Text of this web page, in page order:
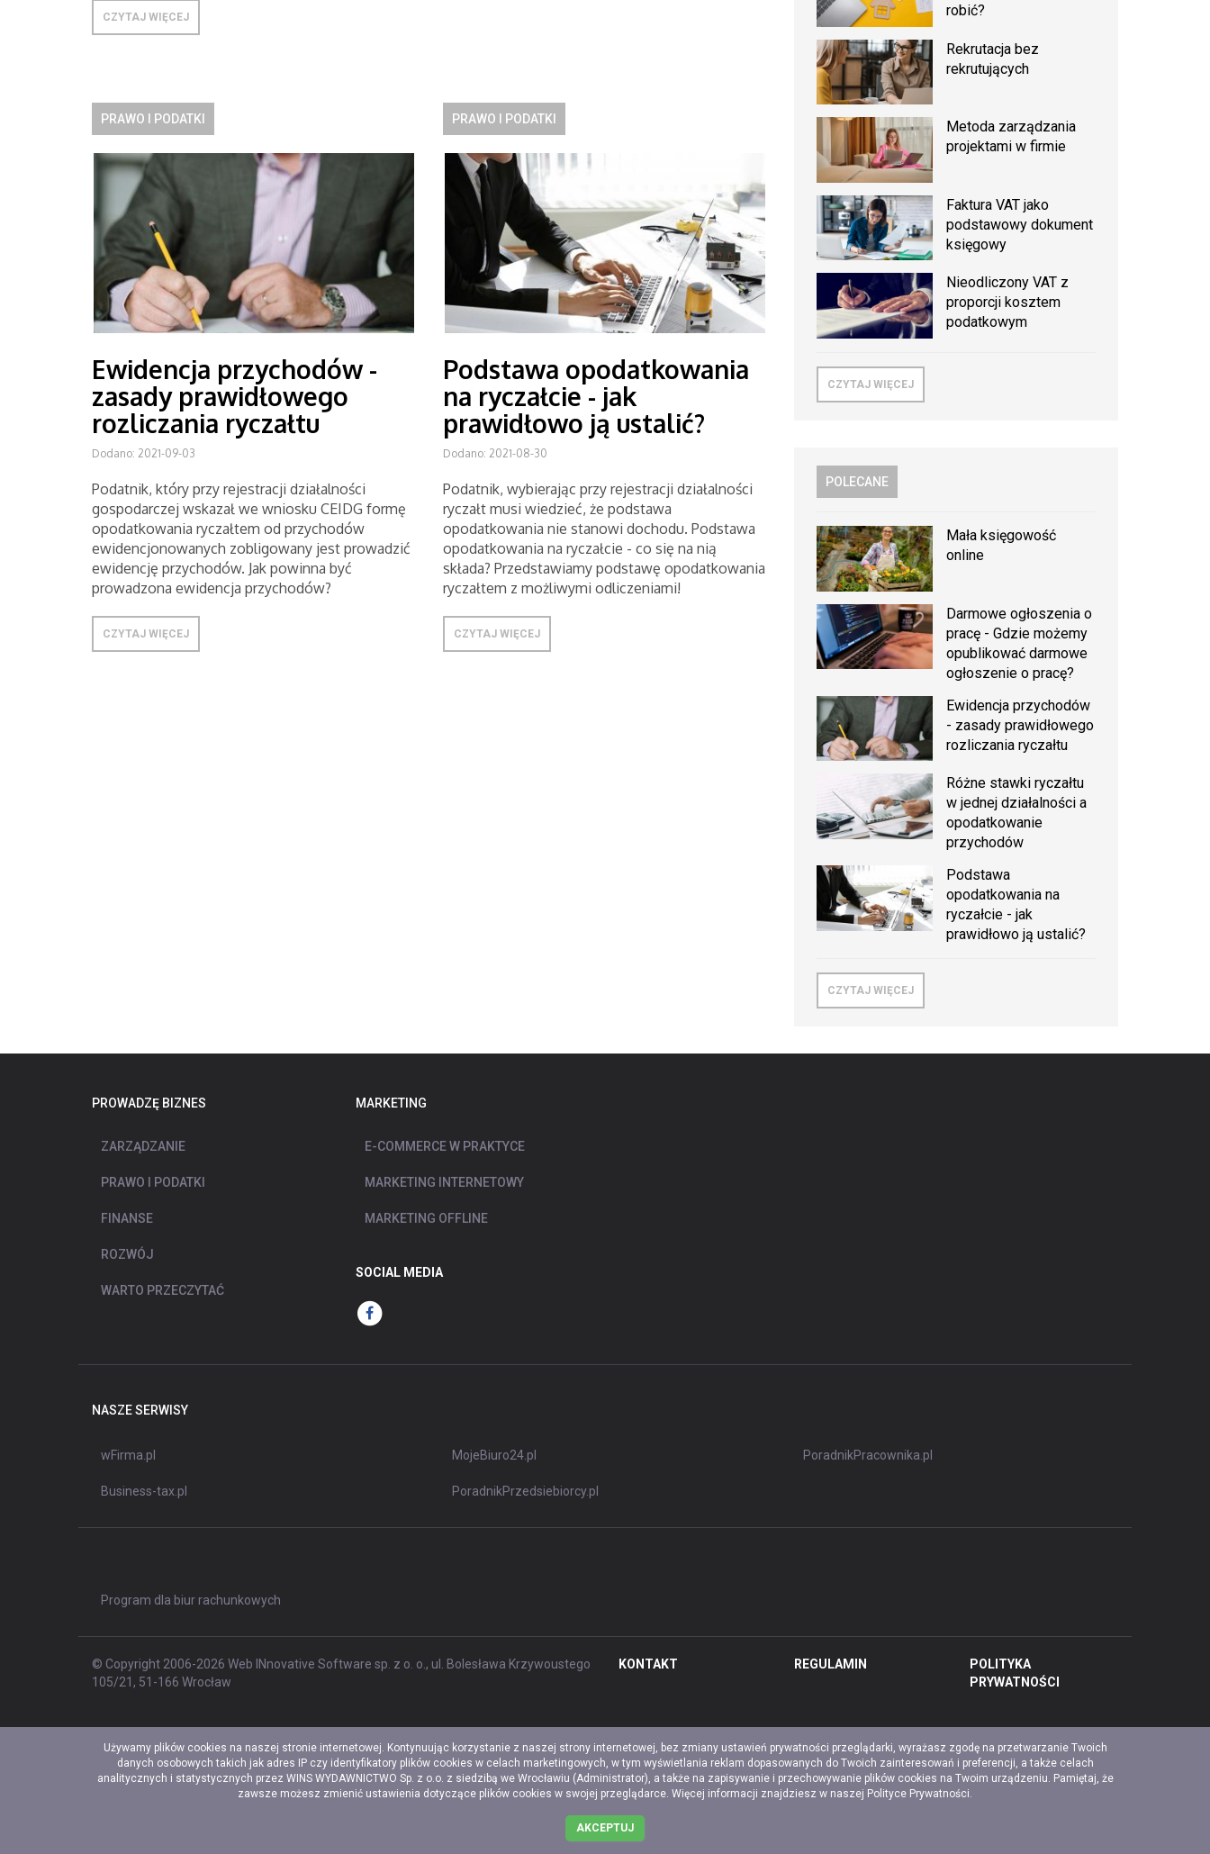
CZYTAJ WIĘCEJ
PRAWO I PODATKI
Ewidencja przychodów -
zasady prawidłowego
rozliczania ryczałtu
Dodano: 2021-09-03
Podatnik, który przy rejestracji działalności
gospodarczej wskazał we wniosku CEIDG formę
opodatkowania ryczałtem od przychodów
ewidencjonowanych zobligowany jest prowadzić
ewidencję przychodów. Jak powinna być
prowadzona ewidencja przychodów?
CZYTAJ WIĘCEJ
PRAWO I PODATKI
Podstawa opodatkowania
na ryczałcie - jak
prawidłowo ją ustalić?
Dodano: 2021-08-30
Podatnik, wybierając przy rejestracji działalności
ryczałt musi wiedzieć, że podstawa
opodatkowania nie stanowi dochodu. Podstawa
opodatkowania na ryczałcie - co się na nią
składa? Przedstawiamy podstawę opodatkowania
ryczałtem z możliwymi odliczeniami!
CZYTAJ WIĘCEJ
robić?
Rekrutacja bez
rekrutujących
Metoda zarządzania
projektami w firmie
Faktura VAT jako
podstawowy dokument
księgowy
Nieodliczony VAT z
proporcji kosztem
podatkowym
CZYTAJ WIĘCEJ
POLECANE
Mała księgowość
online
Darmowe ogłoszenia o
pracę - Gdzie możemy
opublikować darmowe
ogłoszenie o pracę?
Ewidencja przychodów
- zasady prawidłowego
rozliczania ryczałtu
Różne stawki ryczałtu
w jednej działalności a
opodatkowanie
przychodów
Podstawa
opodatkowania na
ryczałcie - jak
prawidłowo ją ustalić?
CZYTAJ WIĘCEJ
PROWADZĘ BIZNES
ZARZĄDZANIE
PRAWO I PODATKI
FINANSE
ROZWÓJ
WARTO PRZECZYTAĆ
MARKETING
E-COMMERCE W PRAKTYCE
MARKETING INTERNETOWY
MARKETING OFFLINE
SOCIAL MEDIA
NASZE SERWISY
wFirma.pl
Business-tax.pl
MojeBiuro24.pl
PoradnikPrzedsiebiorcy.pl
PoradnikPracownika.pl
Program dla biur rachunkowych
© Copyright 2006-2026 Web INnovative Software sp. z o. o., ul. Bolesława Krzywoustego
105/21, 51-166 Wrocław
KONTAKT REGULAMIN
POLITYKA
PRYWATNOŚCI
Używamy plików cookies na naszej stronie internetowej. Kontynuując korzystanie z naszej strony internetowej, bez zmiany ustawień prywatności przeglądarki, wyrażasz zgodę na przetwarzanie Twoich
danych osobowych takich jak adres IP czy identyfikatory plików cookies w celach marketingowych, w tym wyświetlania reklam dopasowanych do Twoich zainteresowań i preferencji, a także celach
analitycznych i statystycznych przez WINS WYDAWNICTWO Sp. z o.o. z siedzibą we Wrocławiu (Administrator), a także na zapisywanie i przechowywanie plików cookies na Twoim urządzeniu. Pamiętaj, że
zawsze możesz zmienić ustawienia dotyczące plików cookies w swojej przeglądarce. Więcej informacji znajdziesz w naszej Polityce Prywatności.
AKCEPTUJ